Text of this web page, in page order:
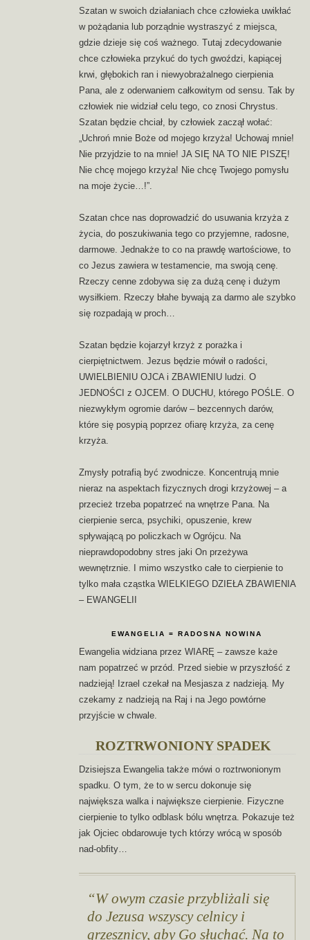
Szatan w swoich działaniach chce człowieka uwikłać
w pożądania lub porządnie wystraszyć z miejsca,
gdzie dzieje się coś ważnego. Tutaj zdecydowanie
chce człowieka przykuć do tych gwoździ, kapiącej
krwi, głębokich ran i niewyobrażalnego cierpienia
Pana, ale z oderwaniem całkowitym od sensu. Tak by
człowiek nie widział celu tego, co znosi Chrystus.
Szatan będzie chciał, by człowiek zaczął wołać:
„Uchroń mnie Boże od mojego krzyża! Uchowaj mnie!
Nie przyjdzie to na mnie! JA SIĘ NA TO NIE PISZĘ!
Nie chcę mojego krzyża! Nie chcę Twojego pomysłu
na moje życie…!”.
Szatan chce nas doprowadzić do usuwania krzyża z
życia, do poszukiwania tego co przyjemne, radosne,
darmowe. Jednakże to co na prawdę wartościowe, to
co Jezus zawiera w testamencie, ma swoją cenę.
Rzeczy cenne zdobywa się za dużą cenę i dużym
wysiłkiem. Rzeczy błahe bywają za darmo ale szybko
się rozpadają w proch…
Szatan będzie kojarzył krzyż z porażka i
cierpiętnictwem. Jezus będzie mówił o radości,
UWIELBIENIU OJCA i ZBAWIENIU ludzi. O
JEDNOŚCI z OJCEM. O DUCHU, którego POŚLE. O
niezwykłym ogromie darów – bezcennych darów,
które się posypią poprzez ofiarę krzyża, za cenę
krzyża.
Zmysły potrafią być zwodnicze. Koncentrują mnie
nieraz na aspektach fizycznych drogi krzyżowej – a
przecież trzeba popatrzeć na wnętrze Pana. Na
cierpienie serca, psychiki, opuszenie, krew
spływającą po policzkach w Ogrójcu. Na
nieprawdopodobny stres jaki On przeżywa
wewnętrznie. I mimo wszystko całe to cierpienie to
tylko mała cząstka WIELKIEGO DZIEŁA ZBAWIENIA
– EWANGELII
EWANGELIA = RADOSNA NOWINA
Ewangelia widziana przez WIARĘ – zawsze każe
nam popatrzeć w przód. Przed siebie w przyszłość z
nadzieją! Izrael czekał na Mesjasza z nadzieją. My
czekamy z nadzieją na Raj i na Jego powtórne
przyjście w chwale.
ROZTRWONIONY SPADEK
Dzisiejsza Ewangelia także mówi o roztrwonionym
spadku. O tym, że to w sercu dokonuje się
największa walka i największe cierpienie. Fizyczne
cierpienie to tylko odblask bólu wnętrza. Pokazuje też
jak Ojciec obdarowuje tych którzy wrócą w sposób
nad-obfity…
W owym czasie przybliżali się
do Jezusa wszyscy celnicy i
grzesznicy, aby Go słuchać. Na to